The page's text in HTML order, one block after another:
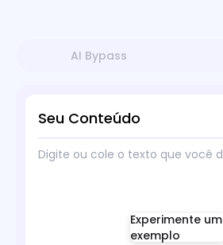
Gerador de Mensagens de Amor
AI Bypass
Seu Conteúdo
Experimente um
exemplo